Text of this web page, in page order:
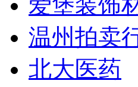
温州拍卖
北大医药